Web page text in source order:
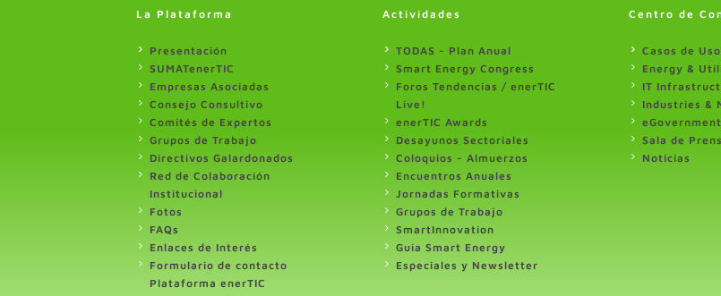
La Plataforma
Presentación
SUMATenerTIC
Empresas Asociadas
Consejo Consultivo
Comités de Expertos
Grupos de Trabajo
Directivos Galardonados
Red de Colaboración
Institucional
Fotos
FAQs
Enlaces de Interés
Formulario de contacto
Plataforma enerTIC
Actividades
TODAS - Plan Anual
Smart Energy Congress
Foros Tendencias / enerTIC
Live!
enerTIC Awards
Desayunos Sectoriales
Coloquios - Almuerzos
Encuentros Anuales
Jornadas Formativas
Grupos de Trabajo
SmartInnovation
Guia Smart Energy
Especiales y Newsletter
Centro de
Casos de Uso
Energy &
IT
Industries &
Sala de
Noticias